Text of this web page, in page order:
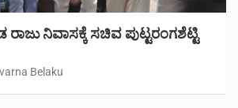
ನಿವಾಸಕ್ಕೆ ಸಚಿವ ಪುಟ್ಟರಂಗಶೆಟ್ಟಿ
Belaku